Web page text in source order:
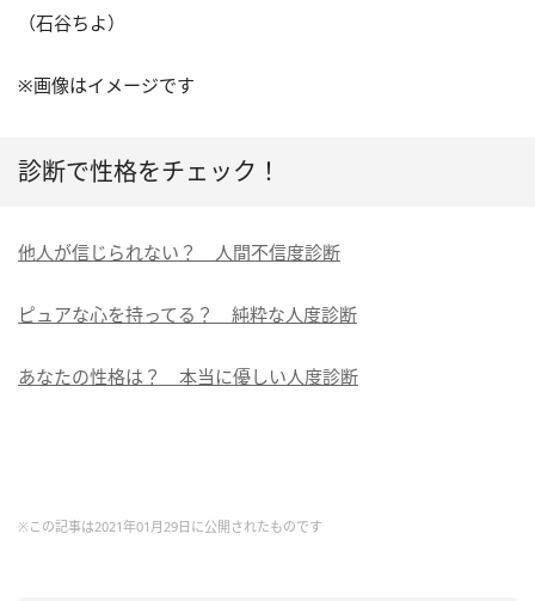
（石谷ちよ）
※画像はイメージです
診断で性格をチェック！
他人が信じられない？ 人間不信度診断
ピュアな心を持ってる？ 純粋な人度診断
あなたの性格は？ 本当に優しい人度診断
※この記事は2021年01月29日に公開されたものです